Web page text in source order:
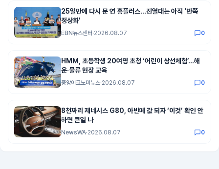
25일만에 다시 문 연 홈플러스…진열대는 아직 '반쪽
정상화'
EBN뉴스센터 ·2026.08.07 0
HMM, 초등학생 20여명 초청 ‘어린이 상선체험’...해
운·물류 현장 교육
중앙이코노미뉴스·2026.08.07 0
8천짜리 제네시스 G80, 아반떼 값 되자 ‘이것’ 확인 안
하면 큰일 나
NewsWA·2026.08.07 0